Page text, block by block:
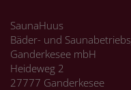
SaunaHuus
Bäder- und
Ganderkesee mbH
Heideweg 2
27777 Ganderkesee